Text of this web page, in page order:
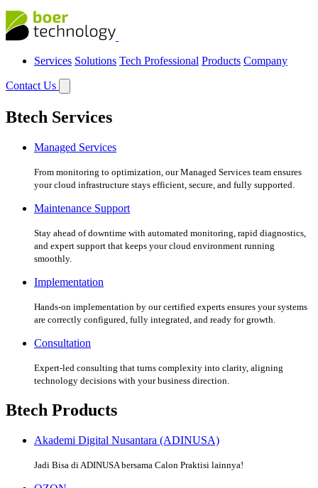
Services Solutions Tech Professional Products Company
Contact Us
Btech Services
Managed Services
From monitoring to optimization, our Managed Services team ensures
your cloud infrastructure stays efficient, secure, and fully supported.
Maintenance Support
Stay ahead of downtime with automated monitoring, rapid diagnostics,
and expert support that keeps your cloud environment running
smoothly.
Implementation
Hands-on implementation by our certified experts ensures your systems
are correctly configured, fully integrated, and ready for growth.
Consultation
Expert-led consulting that turns complexity into clarity, aligning
technology decisions with your business direction.
Btech Products
Akademi Digital Nusantara (ADINUSA)
Jadi Bisa di ADINUSA bersama Calon Praktisi lainnya!